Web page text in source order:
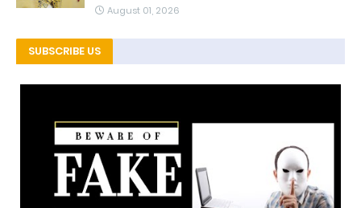
August 01, 2026
SUBSCRIBE US